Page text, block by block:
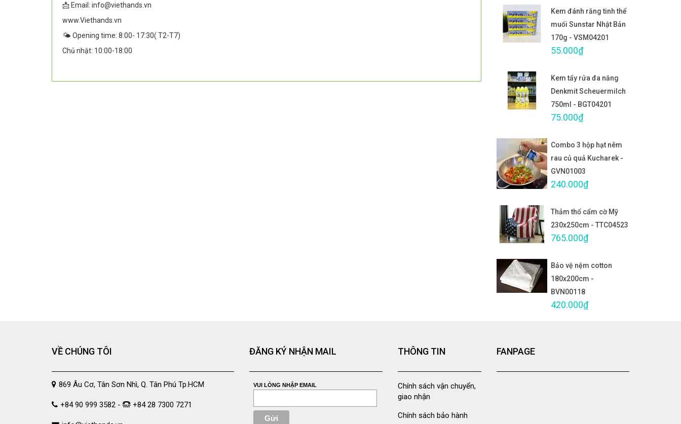
📩 Email: info@viethands.vn
www.Viethands.vn
🌤️ Opening time: 8:00- 17:30( T2-T7)
Chủ nhật: 10:00-18:00
Kem đánh răng tinh thể
muối Sunstar Nhật Bản
170g - VSM04201
55.000₫
Kem tẩy rửa đa năng
Denkmit Scheuermilch
750ml - BGT04201
75.000₫
Combo 3 hộp hạt nêm
rau củ quả Kucharek -
GVN01003
240.000₫
Thảm thổ cẩm cờ Mỹ
230x250cm - TTC04523
765.000₫
Bảo vệ nệm cotton
180x200cm -
BVN00118
420.000₫
VỀ CHÚNG TÔI
869 Âu Cơ, Tân Sơn Nhì, Q. Tân Phú Tp.HCM
+84 90 999 3582 - +84 28 7300 7271
ĐĂNG KÝ NHẬN MAIL
VUI LÒNG NHẬP EMAIL
THÔNG TIN
Chính sách vận chuyển,
giao nhận
Chính sách bảo hành
FANPAGE